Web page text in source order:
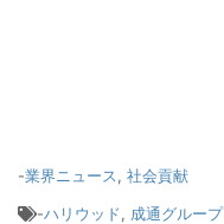
-業界ニュース, 社会貢献
-ハリウッド, 成通グループ